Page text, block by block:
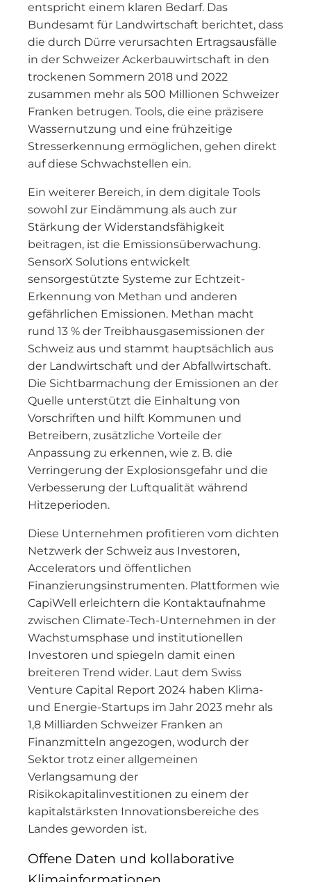
entspricht einem klaren Bedarf. Das
Bundesamt für Landwirtschaft berichtet, dass
die durch Dürre verursachten Ertragsausfälle
in der Schweizer Ackerbauwirtschaft in den
trockenen Sommern 2018 und 2022
zusammen mehr als 500 Millionen Schweizer
Franken betrugen. Tools, die eine präzisere
Wassernutzung und eine frühzeitige
Stresserkennung ermöglichen, gehen direkt
auf diese Schwachstellen ein.
Ein weiterer Bereich, in dem digitale Tools
sowohl zur Eindämmung als auch zur
Stärkung der Widerstandsfähigkeit
beitragen, ist die Emissionsüberwachung.
SensorX Solutions entwickelt
sensorgestützte Systeme zur Echtzeit-
Erkennung von Methan und anderen
gefährlichen Emissionen. Methan macht
rund 13 % der Treibhausgasemissionen der
Schweiz aus und stammt hauptsächlich aus
der Landwirtschaft und der Abfallwirtschaft.
Die Sichtbarmachung der Emissionen an der
Quelle unterstützt die Einhaltung von
Vorschriften und hilft Kommunen und
Betreibern, zusätzliche Vorteile der
Anpassung zu erkennen, wie z. B. die
Verringerung der Explosionsgefahr und die
Verbesserung der Luftqualität während
Hitzeperioden.
Diese Unternehmen profitieren vom dichten
Netzwerk der Schweiz aus Investoren,
Accelerators und öffentlichen
Finanzierungsinstrumenten. Plattformen wie
CapiWell erleichtern die Kontaktaufnahme
zwischen Climate-Tech-Unternehmen in der
Wachstumsphase und institutionellen
Investoren und spiegeln damit einen
breiteren Trend wider. Laut dem Swiss
Venture Capital Report 2024 haben Klima-
und Energie-Startups im Jahr 2023 mehr als
1,8 Milliarden Schweizer Franken an
Finanzmitteln angezogen, wodurch der
Sektor trotz einer allgemeinen
Verlangsamung der
Risikokapitalinvestitionen zu einem der
kapitalstärksten Innovationsbereiche des
Landes geworden ist.
Offene Daten und kollaborative